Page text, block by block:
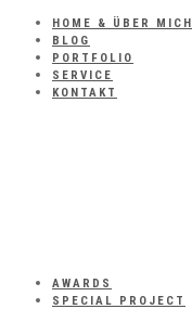
HOME & ÜBER MICH
BLOG
PORTFOLIO
SERVICE
KONTAKT
AWARDS
SPECIAL PROJECT